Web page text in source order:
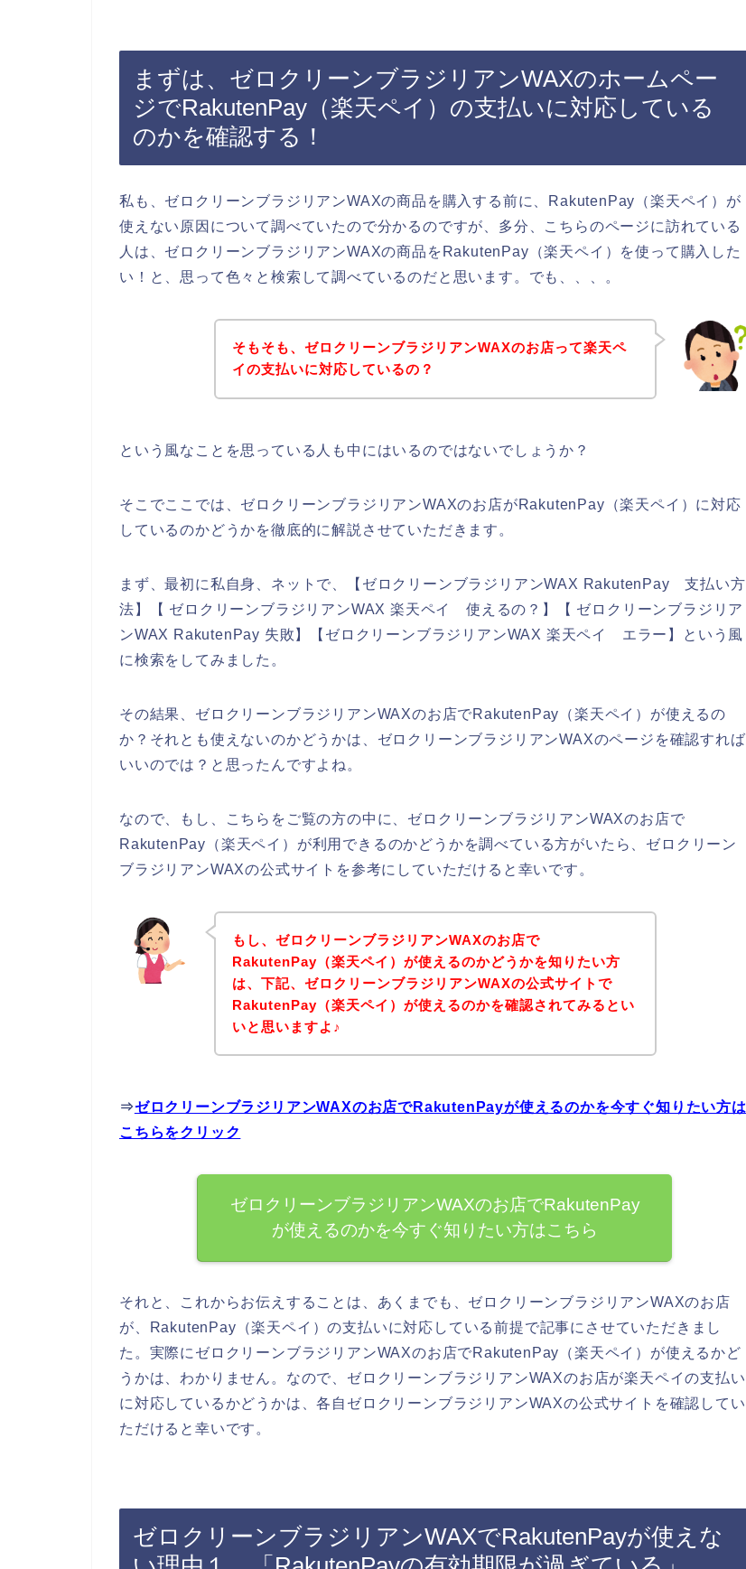
まずは、ゼロクリーンブラジリアンWAXのホームペー
ジでRakutenPay（楽天ペイ）の支払いに対応している
のかを確認する！
私も、ゼロクリーンブラジリアンWAXの商品を購入する前に、RakutenPay（楽天ペイ）が
使えない原因について調べていたので分かるのですが、多分、こちらのページに訪れている
人は、ゼロクリーンブラジリアンWAXの商品をRakutenPay（楽天ペイ）を使って購入した
い！と、思って色々と検索して調べているのだと思います。でも、、、。
そもそも、ゼロクリーンブラジリアンWAXのお店って楽天ペ
イの支払いに対応しているの？
という風なことを思っている人も中にはいるのではないでしょうか？
そこでここでは、ゼロクリーンブラジリアンWAXのお店がRakutenPay（楽天ペイ）に対応
しているのかどうかを徹底的に解説させていただきます。
まず、最初に私自身、ネットで、【ゼロクリーンブラジリアンWAX RakutenPay 支払い方
法】【 ゼロクリーンブラジリアンWAX 楽天ペイ 使えるの？】【 ゼロクリーンブラジリア
ンWAX RakutenPay 失敗】【ゼロクリーンブラジリアンWAX 楽天ペイ エラー】という風
に検索をしてみました。
その結果、ゼロクリーンブラジリアンWAXのお店でRakutenPay（楽天ペイ）が使えるの
か？それとも使えないのかどうかは、ゼロクリーンブラジリアンWAXのページを確認すれば
いいのでは？と思ったんですよね。
なので、もし、こちらをご覧の方の中に、ゼロクリーンブラジリアンWAXのお店で
RakutenPay（楽天ペイ）が利用できるのかどうかを調べている方がいたら、ゼロクリーン
ブラジリアンWAXの公式サイトを参考にしていただけると幸いです。
もし、ゼロクリーンブラジリアンWAXのお店で
RakutenPay（楽天ペイ）が使えるのかどうかを知りたい方
は、下記、ゼロクリーンブラジリアンWAXの公式サイトで
RakutenPay（楽天ペイ）が使えるのかを確認されてみるとい
いと思いますよ♪
⇒ゼロクリーンブラジリアンWAXのお店でRakutenPayが使えるのかを今すぐ知りたい方は
こちらをクリック
ゼロクリーンブラジリアンWAXのお店でRakutenPay
が使えるのかを今すぐ知りたい方はこちら
それと、これからお伝えすることは、あくまでも、ゼロクリーンブラジリアンWAXのお店
が、RakutenPay（楽天ペイ）の支払いに対応している前提で記事にさせていただきまし
た。実際にゼロクリーンブラジリアンWAXのお店でRakutenPay（楽天ペイ）が使えるかど
うかは、わかりません。なので、ゼロクリーンブラジリアンWAXのお店が楽天ペイの支払い
に対応しているかどうかは、各自ゼロクリーンブラジリアンWAXの公式サイトを確認してい
ただけると幸いです。
ゼロクリーンブラジリアンWAXでRakutenPayが使えな